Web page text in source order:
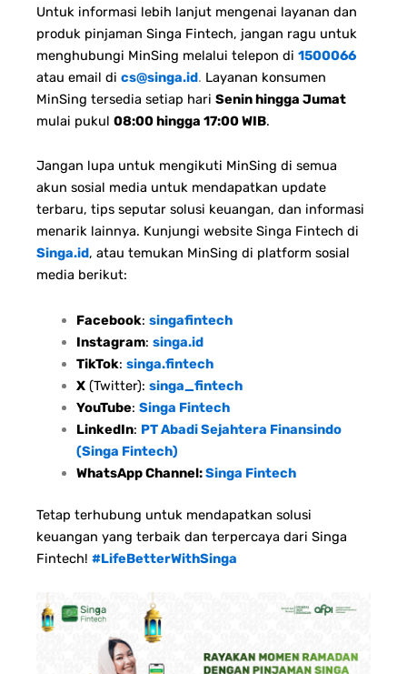
Untuk informasi lebih lanjut mengenai layanan dan
produk pinjaman Singa Fintech, jangan ragu untuk
menghubungi MinSing melalui telepon di 1500066
atau email di cs@singa.id. Layanan konsumen
MinSing tersedia setiap hari Senin hingga Jumat
mulai pukul 08:00 hingga 17:00 WIB.
Jangan lupa untuk mengikuti MinSing di semua
akun sosial media untuk mendapatkan update
terbaru, tips seputar solusi keuangan, dan informasi
menarik lainnya. Kunjungi website Singa Fintech di
Singa.id, atau temukan MinSing di platform sosial
media berikut:
Facebook: singafintech
Instagram: singa.id
TikTok: singa.fintech
X(Twitter): singa_fintech
YouTube: Singa Fintech
LinkedIn: PT Abadi Sejahtera Finansindo
(Singa Fintech)
WhatsApp Channel:Singa Fintech
Tetap terhubung untuk mendapatkan solusi
keuangan yang terbaik dan terpercaya dari Singa
Fintech! #LifeBetterWithSinga